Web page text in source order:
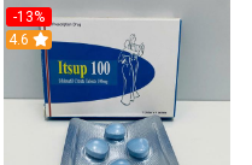
-13%
4.6